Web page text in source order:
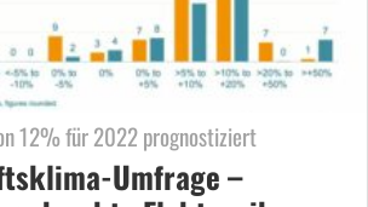
12% für 2022 prognostiziert
Umfrage –